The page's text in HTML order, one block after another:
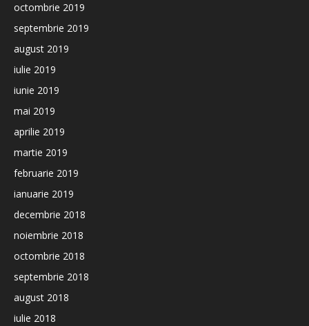
octombrie 2019
septembrie 2019
august 2019
iulie 2019
iunie 2019
mai 2019
aprilie 2019
martie 2019
februarie 2019
ianuarie 2019
decembrie 2018
noiembrie 2018
octombrie 2018
septembrie 2018
august 2018
iulie 2018